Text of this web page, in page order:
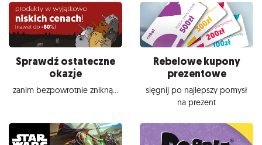
Sprawdź ostateczne
okazje
zanim bezpowrotnie znikną...
Rebelowe kupony
prezentowe
sięgnij po najlepszy pomysł
na prezent